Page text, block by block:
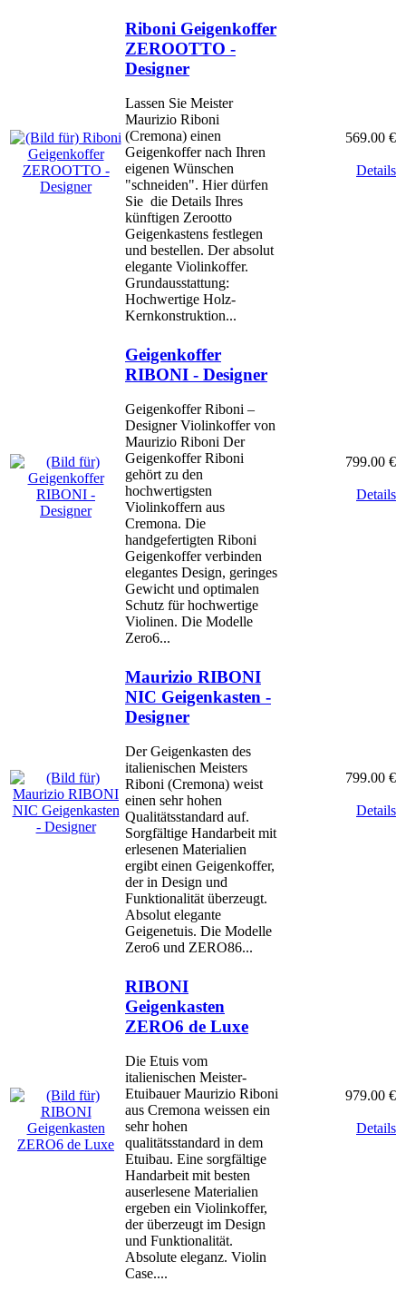
Riboni Geigenkoffer
ZEROOTTO -
Designer
Lassen Sie Meister
Maurizio Riboni
(Cremona) einen
Geigenkoffer nach Ihren
eigenen Wünschen
"schneiden". Hier dürfen
Sie die Details Ihres
künftigen Zerootto
Geigenkastens festlegen
und bestellen. Der absolut
elegante Violinkoffer.
Grundausstattung:
Hochwertige Holz-
Kernkonstruktion...
569.00 €
Details
Geigenkoffer
RIBONI - Designer
Geigenkoffer Riboni –
Designer Violinkoffer von
Maurizio Riboni Der
Geigenkoffer Riboni
gehört zu den
hochwertigsten
Violinkoffern aus
Cremona. Die
handgefertigten Riboni
Geigenkoffer verbinden
elegantes Design, geringes
Gewicht und optimalen
Schutz für hochwertige
Violinen. Die Modelle
Zero6...
799.00 €
Details
Maurizio RIBONI
NIC Geigenkasten -
Designer
Der Geigenkasten des
italienischen Meisters
Riboni (Cremona) weist
einen sehr hohen
Qualitätsstandard auf.
Sorgfältige Handarbeit mit
erlesenen Materialien
ergibt einen Geigenkoffer,
der in Design und
Funktionalität überzeugt.
Absolut elegante
Geigenetuis. Die Modelle
Zero6 und ZERO86...
799.00 €
Details
RIBONI
Geigenkasten
ZERO6 de Luxe
Die Etuis vom
italienischen Meister-
Etuibauer Maurizio Riboni
aus Cremona weissen ein
sehr hohen
qualitätsstandard in dem
Etuibau. Eine sorgfältige
Handarbeit mit besten
auserlesene Materialien
ergeben ein Violinkoffer,
der überzeugt im Design
und Funktionalität.
Absolute eleganz. Violin
Case....
979.00 €
Details